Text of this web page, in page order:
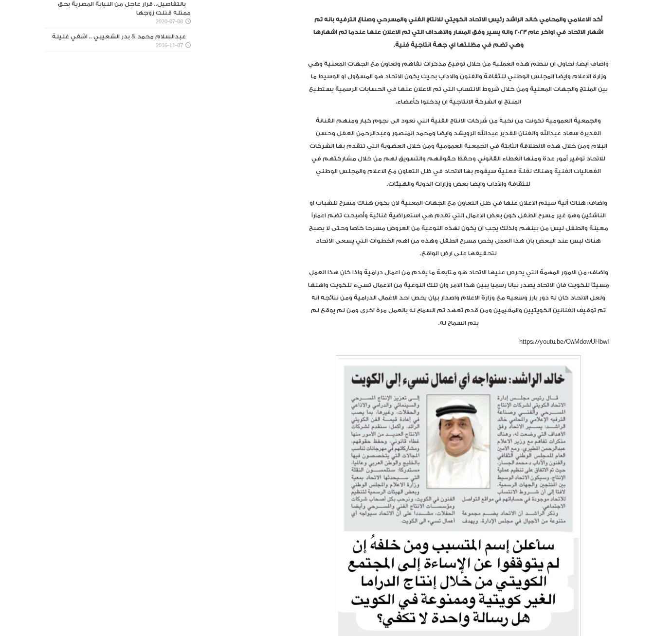
أكد الاعلامي والمحامي خالد الراشد رئيس الاتحاد الكويتي للانتاج الفني والمسرحي وصناع الترفيه بانه تم
اشهار الاتحاد في اواخر عام 2023 وانه يسير وفق المسار والاهداف التي تم الاعلان عنها عندما تم اشهارها
وهي تضم في مظلتها اي جهة انتاجية فنية.
واضاف ايضا: نحاول ان ننظم هذه العملية من خلال توقيع مذكرات تفاهم وتعاون مع الجهات المعنية وهي
وزارة الاعلام وايضا المجلس الوطني للثقافة والفنون والاداب بحيث يكون الاتحاد هو المسؤول او الوسيط ما
بين المنتج والجهات المعنية ومن خلال شروط الانتساب التي تم الاعلان عنها في الحسابات الرسمية يستطيع
المنتج او الشركة الانتاجية ان يدخلوا كأعضاء،
والجمعية العمومية تكونت من نخبة من شركات الانتاج الفنية التي تعود الى نجوم كبار ومنهم الفنانة
القديرة سعاد عبدالله والفنان القدير عبدالله الرويشد وايضا ومحمد المنصور وعبدالرحمن العقل وحسن
البلام ومن خلال هذه الانطلاقة الثابتة في الجمعية العمومية ومن خلال العضوية التي تتقدم بها الشركات
للاتحاد توفير أمور عدة ومنها الغطاء القانوني وحفظ حقوقهم والتسويق لهم من خلال مشاركتهم في
الفعاليات الفنية وهناك نقلة فعلية سيقوم بها الاتحاد في ظل التعاون مع الاعلام والمجلس الوطني
للثقافة والآداب وايضا بعض وزارات الدولة والهيئات.
واضاف: هناك آلية سيتم الاعلان عنها في ظل التعاون مع الجهات المعنية لان يكون هناك مسرح للشباب او
الناشئين وهو غير مسرح الطفل كون بعض الاعمال التي تقدم هي استعراضية غنائية وأصبحت تضم اعماراً
معينة والطفل ليس من بينهم ولذلك يجب ان يكون لهذه النوعية من العروض مسرحا خاصا وحتى لا يصبح
هناك لبس عند البعض بان هذا العمل يخص مسرح الطفل وهذه من اهم الخطوات التي يسعى الاتحاد
لتحقيقها على ارض الواقع.
واضاف: من الامور المهمة التي يحرص عليها الاتحاد هو متابعة ما يقدم من اعمال درامية واذا كان هذا العمل
مسيئاً للكويت فان الاتحاد يصدر بيانا رسميا يبين هذا الامر وان تلك النوعية من الاعمال تسيء للكويت واهلها
ولعل الاتحاد كان له دور بارز وسعيه مع وزارة الاعلام واصدار بيان يخص احد الاعمال الدرامية ومن نتائجه انه
تم توقيف الفنانين الكويتيين والمقيمين ومن قدم تعهد تم السماح له بالعمل مرة اخرى ومن لم يوقع لم
يتم السماح له.
https://youtu.be/O8MdowUHbwI
بالتفاصيل.. قرار عاجل من النيابة المصرية بحق
ممثلة قتلت زوجها
2020-07-08
عبدالسلام محمد & بدر الشعيبي .. اشفي غليلة
2016-11-07